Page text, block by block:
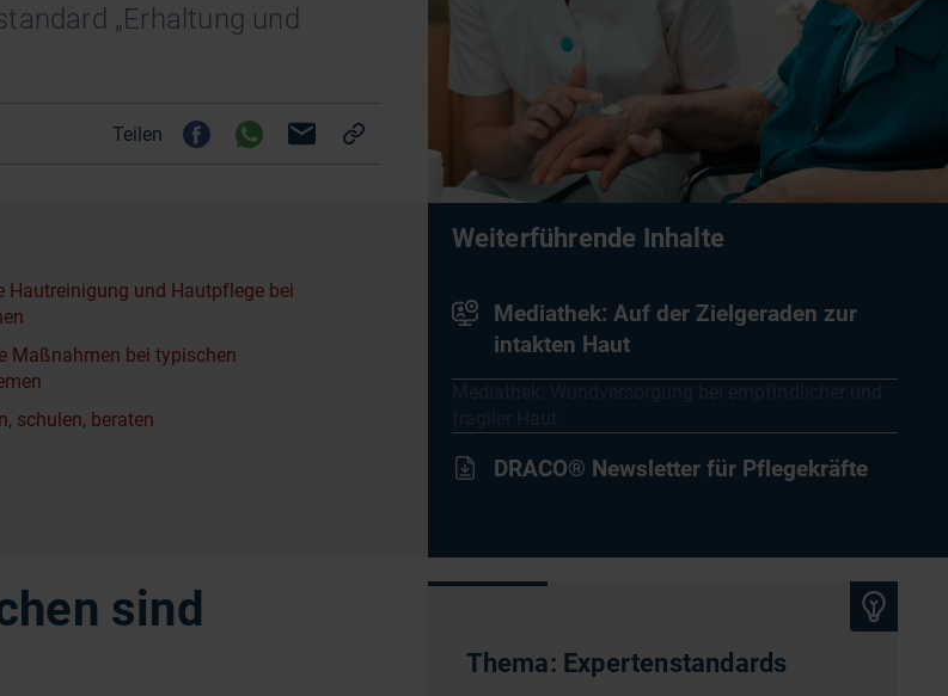
„Erhaltung und
Teilen
Hautreinigung und Hautpflege bei
Maßnahmen bei typischen
schulen, beraten
Weiterführende Inhalte
Mediathek: Auf der Zielgeraden zur
intakten Haut
DRACO® Newsletter für Pflegekräfte
sind
Thema: Expertenstandards